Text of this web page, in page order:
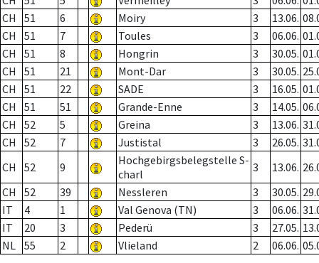
CH
51 6 Moiry 3 13.06.
CH
51 7 Toules 3 06.06.
CH
51 8 Hongrin 3 30.05.
CH
51 21 Mont-Dar 3 30.05.
CH
51 22 SADE 3 16.05.
CH
51 51 Grande-Enne 3 14.05.
CH
52 5 Greina 3 13.06.
CH
52 7 Justistal 3 26.05.
CH
52 9
Hochgebirgsbelegstelle S-
charl
3 13.06.
CH
52 39 Nessleren 3 30.05.
IT
4 1 Val Genova (TN) 3 06.06.
IT
20 3 Pederü 3 27.05.
NL 55 2 Vlieland 2 06.06.